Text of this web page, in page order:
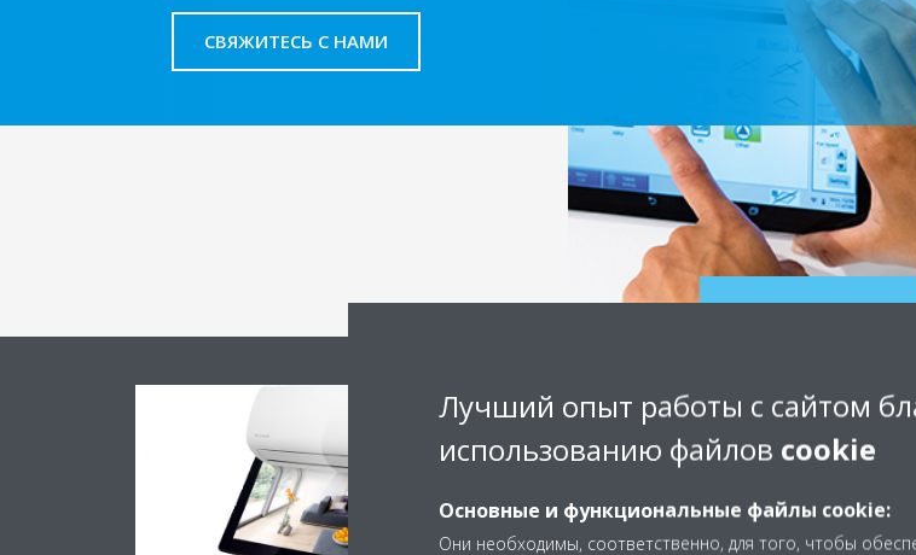
СВЯЖИТЕСЬ С НАМИ
Лучший опыт работы с сайтом
использованию файлов cookie
Основные и функциональные файлы cookie:
Они необходимы, соответственно, для того, чтобы